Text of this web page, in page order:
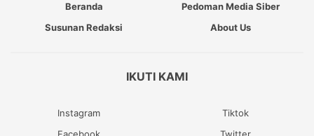
Beranda
Pedoman Media Siber
Susunan Redaksi
About Us
IKUTI KAMI
Instagram
Tiktok
Facebook
Twitter